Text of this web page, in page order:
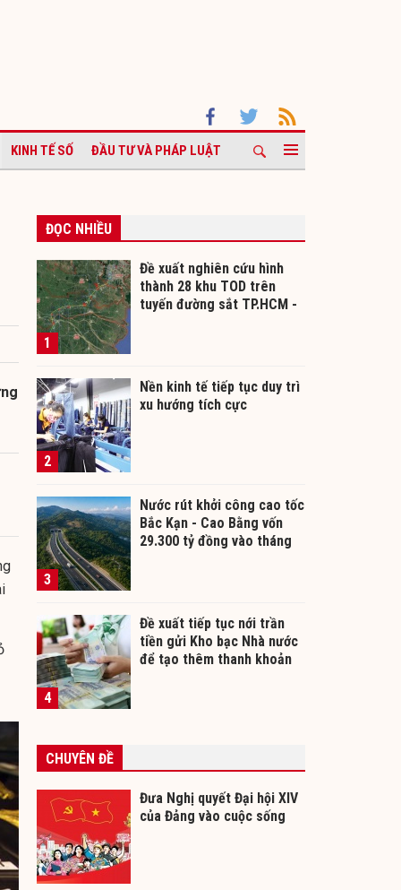
KINH TẾ SỐ ĐẦU TƯ VÀ PHÁP LUẬT
ĐỌC NHIỀU
1
Đề xuất nghiên cứu hình
thành 28 khu TOD trên
tuyến đường sắt TP.HCM -
2
Nền kinh tế tiếp tục duy trì
xu hướng tích cực
3
Nước rút khởi công cao tốc
Bắc Kạn - Cao Bằng vốn
29.300 tỷ đồng vào tháng
4
Đề xuất tiếp tục nới trần
tiền gửi Kho bạc Nhà nước
để tạo thêm thanh khoản
CHUYÊN ĐỀ
Đưa Nghị quyết Đại hội XIV
của Đảng vào cuộc sống